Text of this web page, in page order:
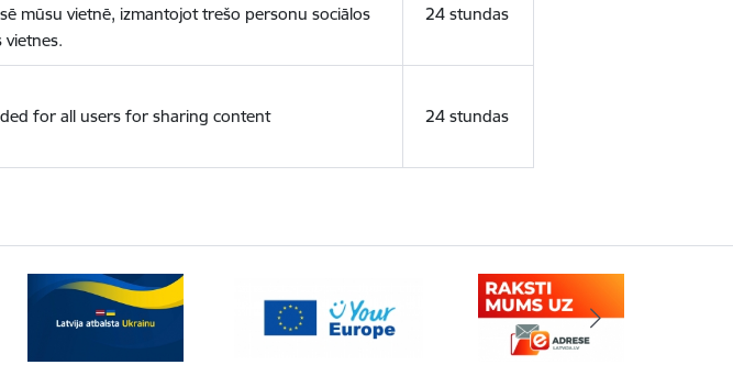
mūsu vietnē, izmantojot trešo personu sociālos
vietnes.
24 stundas
for all users for sharing content 24 stundas